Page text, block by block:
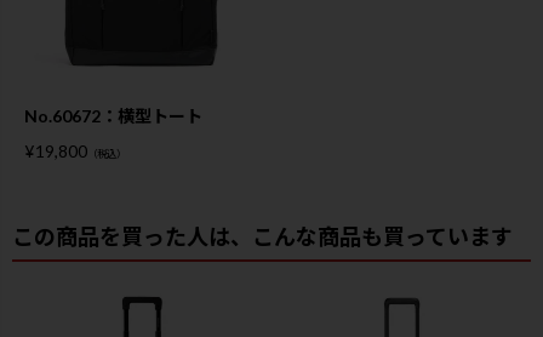
No.60672：横型トート
¥19,800 （税込）
この商品を買った人は、こんな商品も買っています